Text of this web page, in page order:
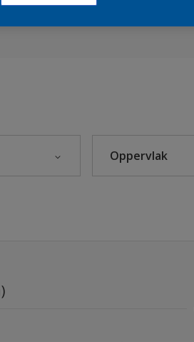
2020
Kleuren
Grijzen
Oppervlak